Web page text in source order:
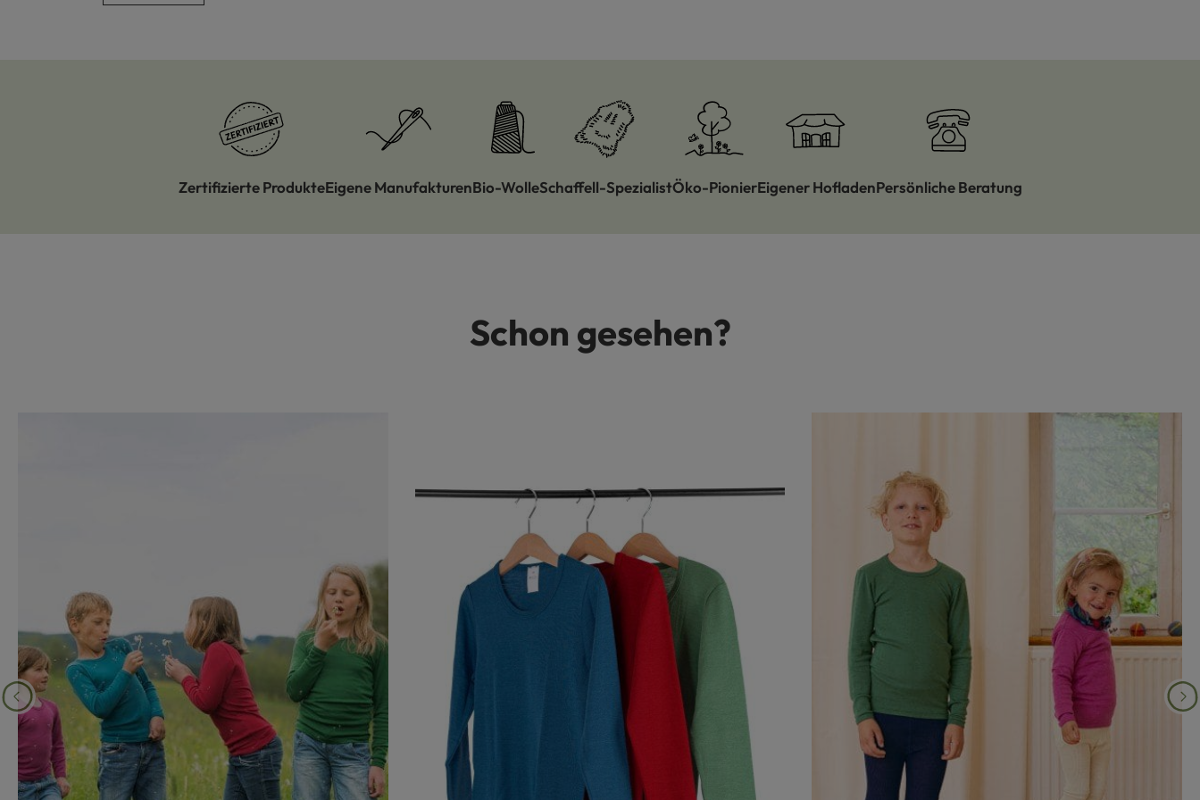
Zertifizierte ProdukteEigene ManufakturenBio-WolleSchaffell-SpezialistÖko-PionierEigener HofladenPersönliche Beratung
Schon gesehen?